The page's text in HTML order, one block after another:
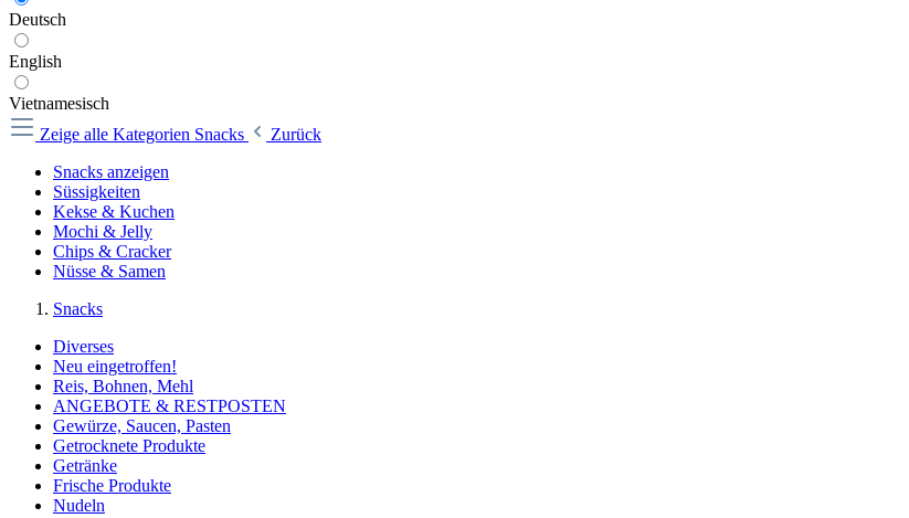
Deutsch
English
Vietnamesisch
Zeige alle Kategorien Snacks
Zurück
Snacks anzeigen
Süssigkeiten
Kekse & Kuchen
Mochi & Jelly
Chips & Cracker
Nüsse & Samen
Snacks
Diverses
Neu eingetroffen!
Reis, Bohnen, Mehl
ANGEBOTE & RESTPOSTEN
Gewürze, Saucen, Pasten
Getrocknete Produkte
Getränke
Frische Produkte
Nudeln